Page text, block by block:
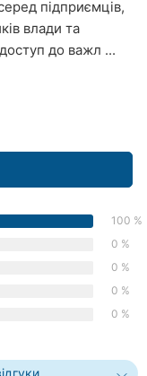
підприємців,
влади та
до важл ...
100 %
0 %
0 %
0 %
0 %